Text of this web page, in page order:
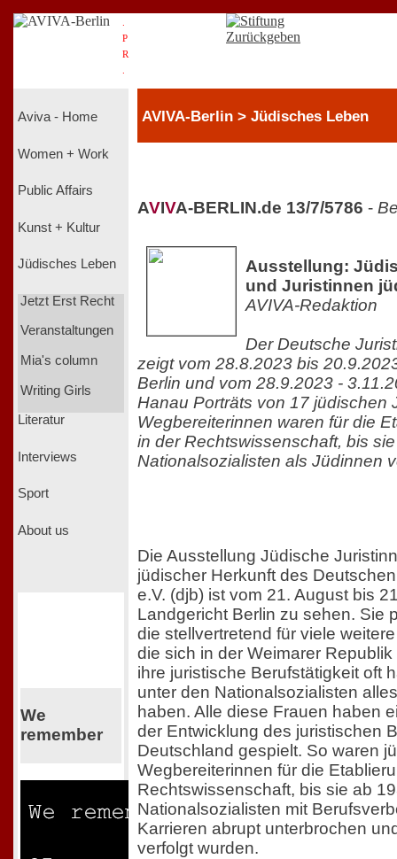
P
R
Aviva - Home
Women + Work
Public Affairs
Kunst + Kultur
Jüdisches Leben
Jetzt Erst Recht
Veranstaltungen
Mia's column
Writing Girls
Literatur
Interviews
Sport
About us
We
remember
AVIVA-Berlin > Jüdisches Leben
AVIVA-BERLIN.de 13/7/5786 -
Ausstellung:
und Juristinnen
AVIVA-Redaktion
Der Deutsche
zeigt vom 28.8.2023 bis
Berlin und vom 28.9.2023 -
Hanau Porträts von 17 jüdischen
Wegbereiterinnen waren für die
in der Rechtswissenschaft, bis
Nationalsozialisten als Jüdinnen
Die Ausstellung Jüdische
jüdischer Herkunft des
e.V. (djb) ist vom 21. August bis
Landgericht Berlin zu sehen. Sie
die stellvertretend für viele
die sich in der Weimarer
ihre juristische Berufstätigkeit oft
unter den Nationalsozialisten
haben. Alle diese Frauen haben
der Entwicklung des juristischen
Deutschland gespielt. So waren
Wegbereiterinnen für die
Rechtswissenschaft, bis sie ab
Nationalsozialisten mit
Karrieren abrupt unterbrochen
verfolgt wurden.